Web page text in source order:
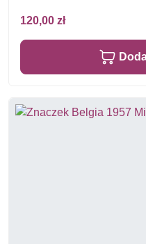
120,00 zł